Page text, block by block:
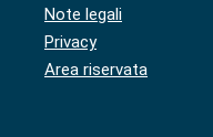
Note legali
Privacy
Area riservata